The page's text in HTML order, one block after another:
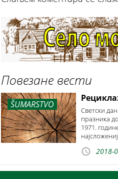
Повезане вести
ŠUMARSTVO
Светски
празника
1971.
2018-